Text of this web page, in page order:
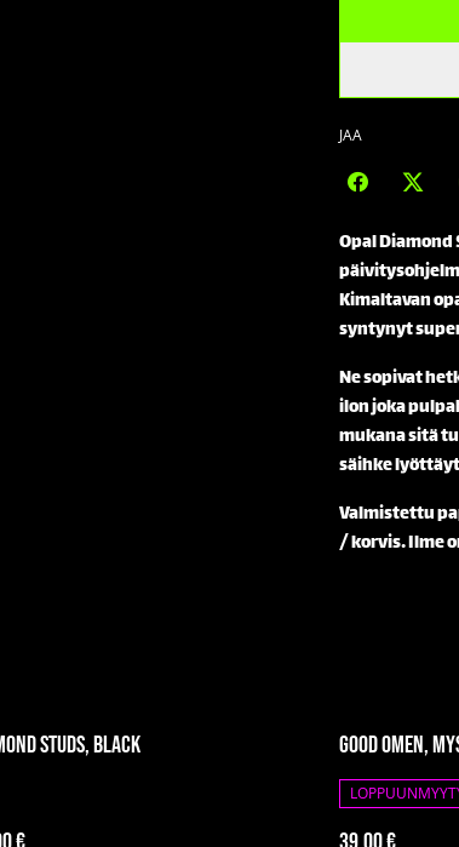
JAA
Opal
Kimaltavan
syntynyt
Ne sopivat
ilon joka
mukana sitä
säihke
Valmistettu
/ korvis. Ilme
Studs, Black Good Omen,